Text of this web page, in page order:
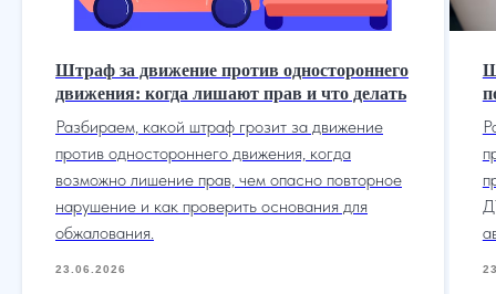
Штраф за движение против одностороннего
движения: когда лишают прав и что делать
Разбираем, какой штраф грозит за движение
против одностороннего движения, когда
возможно лишение прав, чем опасно повторное
нарушение и как проверить основания для
обжалования.
23.06.2026